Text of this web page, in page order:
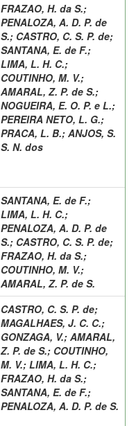
FRAZAO, H. da S.;
PENALOZA, A. D. P. de
S.; CASTRO, C. S. P. de;
SANTANA, E. de F.;
LIMA, L. H. C.;
COUTINHO, M. V.;
AMARAL, Z. P. de S.;
NOGUEIRA, E. O. P. e L.;
PEREIRA NETO, L. G.;
PRACA, L. B.; ANJOS, S.
S. N. dos
SANTANA, E. de F.;
LIMA, L. H. C.;
PENALOZA, A. D. P. de
S.; CASTRO, C. S. P. de;
FRAZAO, H. da S.;
COUTINHO, M. V.;
AMARAL, Z. P. de S.
CASTRO, C. S. P. de;
MAGALHAES, J. C. C.;
GONZAGA, V.; AMARAL,
Z. P. de S.; COUTINHO,
M. V.; LIMA, L. H. C.;
FRAZAO, H. da S.;
SANTANA, E. de F.;
PENALOZA, A. D. P. de S.